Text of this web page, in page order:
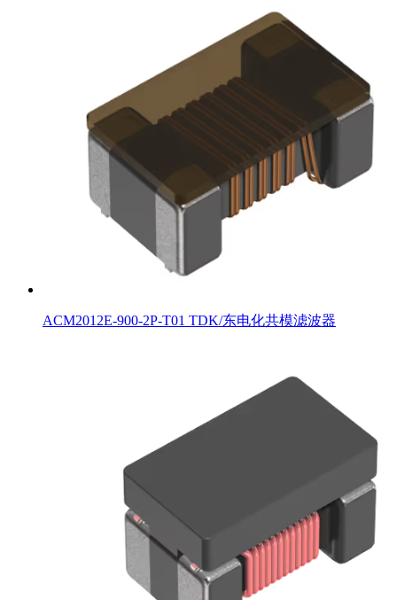
ACM2012E-900-2P-T01 TDK/东电化共模滤波器